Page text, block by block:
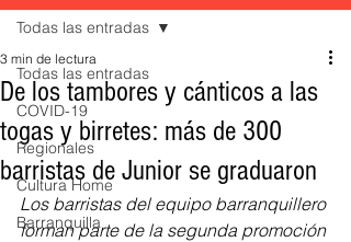
Todas las entradas
COVID-19
Regionales
Cultura Home
Barranquilla
Todas las entradas
De los tambores y cánticos a las
togas y birretes: más de 300
barristas de Junior se graduaron
3 min de lectura
Los barristas del equipo barranquillero
forman parte de la segunda promoción